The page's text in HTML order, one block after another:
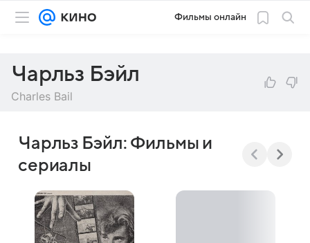
Фильмы онлайн
Чарльз Бэйл
Charles Bail
Чарльз Бэйл: Фильмы и
сериалы